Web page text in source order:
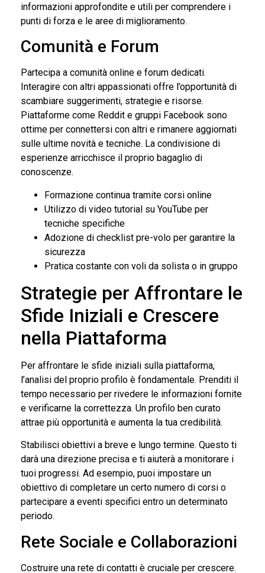
informazioni approfondite e utili per comprendere i
punti di forza e le aree di miglioramento.
Comunità e Forum
Partecipa a comunità online e forum dedicati.
Interagire con altri appassionati offre l’opportunità di
scambiare suggerimenti, strategie e risorse.
Piattaforme come Reddit e gruppi Facebook sono
ottime per connettersi con altri e rimanere aggiornati
sulle ultime novità e tecniche. La condivisione di
esperienze arricchisce il proprio bagaglio di
conoscenze.
Formazione continua tramite corsi online
Utilizzo di video tutorial su YouTube per
tecniche specifiche
Adozione di checklist pre-volo per garantire la
sicurezza
Pratica costante con voli da solista o in gruppo
Strategie per Affrontare le
Sfide Iniziali e Crescere
nella Piattaforma
Per affrontare le sfide iniziali sulla piattaforma,
l’analisi del proprio profilo è fondamentale. Prenditi il
tempo necessario per rivedere le informazioni fornite
e verificarne la correttezza. Un profilo ben curato
attrae più opportunità e aumenta la tua credibilità.
Stabilisci obiettivi a breve e lungo termine. Questo ti
darà una direzione precisa e ti aiuterà a monitorare i
tuoi progressi. Ad esempio, puoi impostare un
obiettivo di completare un certo numero di corsi o
partecipare a eventi specifici entro un determinato
periodo.
Rete Sociale e Collaborazioni
Costruire una rete di contatti è cruciale per crescere.